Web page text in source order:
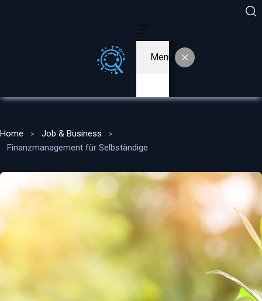
Menu
Home
Job & Business
Finanzmanagement für Selbständige